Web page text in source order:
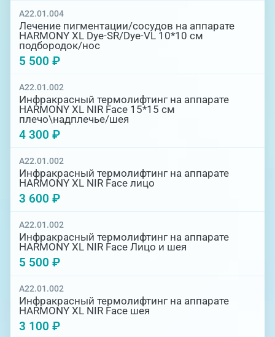
A22.01.004
Лечение пигментации/сосудов на аппарате
HARMONY XL Dye-SR/Dye-VL 10*10 см
подбородок/нос
5 500 ₽
A22.01.002
Инфракрасный термолифтинг на аппарате
HARMONY XL NIR Face 15*15 см
плечо\надплечье/шея
4 300 ₽
A22.01.002
Инфракрасный термолифтинг на аппарате
HARMONY XL NIR Face лицо
3 600 ₽
A22.01.002
Инфракрасный термолифтинг на аппарате
HARMONY XL NIR Face Лицо и шея
5 500 ₽
A22.01.002
Инфракрасный термолифтинг на аппарате
HARMONY XL NIR Face шея
3 100 ₽